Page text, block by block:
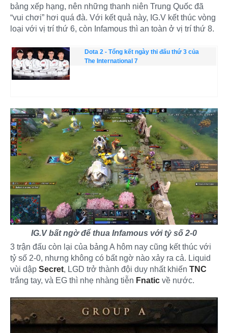
bảng xếp hạng, nên những thanh niên Trung Quốc đã
“vui chơi” hơi quá đà. Với kết quả này, IG.V kết thúc vòng
loại với vị trí thứ 6, còn Infamous thì an toàn ở vị trí thứ 8.
Dota 2 - Tổng kết ngày thi đấu thứ 3 của
The International 7
IG.V bất ngờ để thua Infamous với tỷ số 2-0
3 trận đấu còn lại của bảng A hôm nay cũng kết thúc với
tỷ số 2-0, nhưng không có bất ngờ nào xảy ra cả. Liquid
vùi dập Secret, LGD trở thành đội duy nhất khiến TNC
trắng tay, và EG thì nhẹ nhàng tiễn Fnatic về nước.